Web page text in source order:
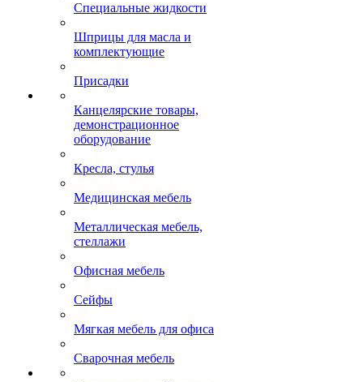
Специальные жидкости
Шприцы для масла и
комплектующие
Присадки
Канцелярские товары,
демонстрационное
оборудование
Кресла, стулья
Медицинская мебель
Металлическая мебель,
стеллажи
Офисная мебель
Сейфы
Мягкая мебель для офиса
Сварочная мебель